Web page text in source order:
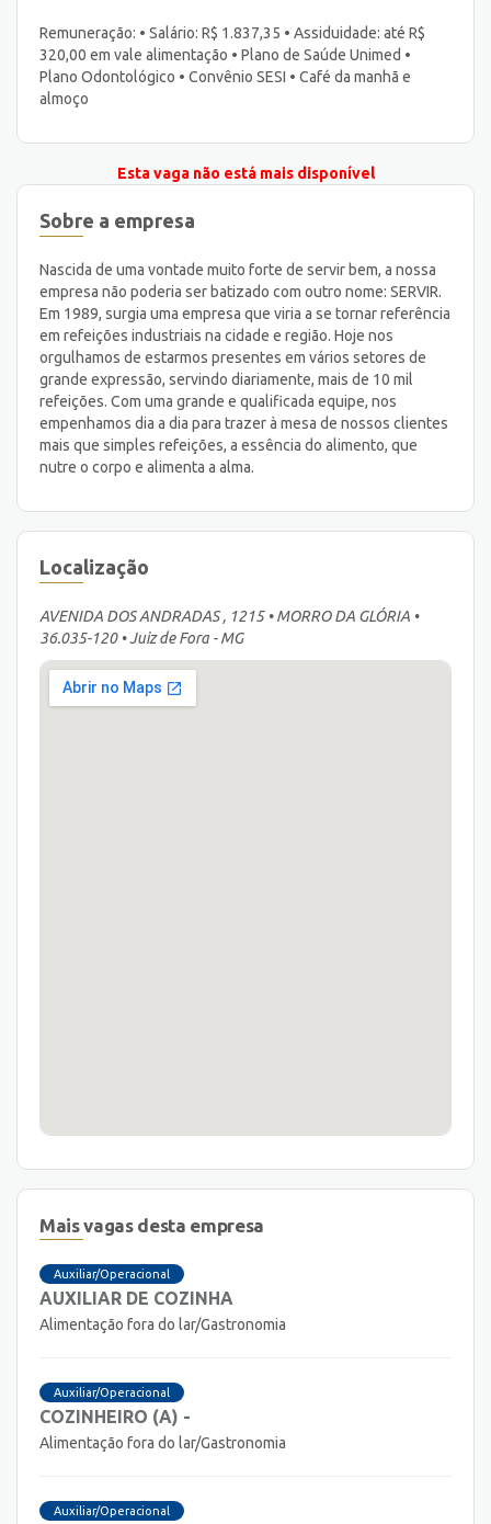
Remuneração: • Salário: R$ 1.837,35 • Assiduidade: até R$
320,00 em vale alimentação • Plano de Saúde Unimed •
Plano Odontológico • Convênio SESI • Café da manhã e
almoço
Esta vaga não está mais disponível
Sobre a empresa
Nascida de uma vontade muito forte de servir bem, a nossa
empresa não poderia ser batizado com outro nome: SERVIR.
Em 1989, surgia uma empresa que viria a se tornar referência
em refeições industriais na cidade e região. Hoje nos
orgulhamos de estarmos presentes em vários setores de
grande expressão, servindo diariamente, mais de 10 mil
refeições. Com uma grande e qualificada equipe, nos
empenhamos dia a dia para trazer à mesa de nossos clientes
mais que simples refeições, a essência do alimento, que
nutre o corpo e alimenta a alma.
Localização
AVENIDA DOS ANDRADAS , 1215 • MORRO DA GLÓRIA •
36.035-120 • Juiz de Fora - MG
Mais vagas desta empresa
Auxiliar/Operacional
AUXILIAR DE COZINHA
Alimentação fora do lar/Gastronomia
Auxiliar/Operacional
COZINHEIRO (A) -
Alimentação fora do lar/Gastronomia
Auxiliar/Operacional